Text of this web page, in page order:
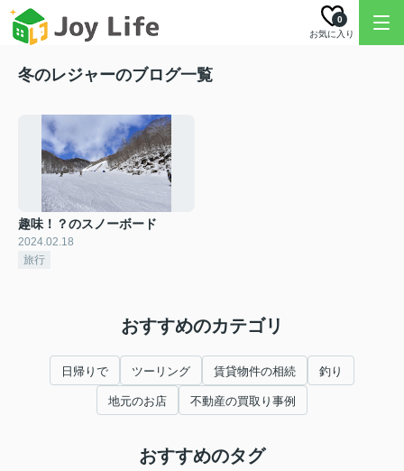
お気に入り
0
冬のレジャーのブログ一覧
趣味！？のスノーボード
2024.02.18
旅行
おすすめのカテゴリ
日帰りで ツーリング 賃貸物件の相続 釣り
地元のお店 不動産の買取り事例
おすすめのタグ